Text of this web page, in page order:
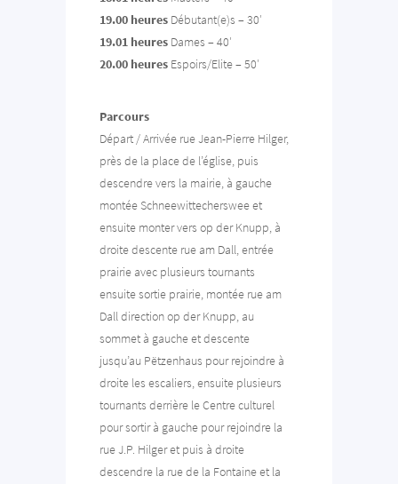
19.00 heures Débutant(e)s – 30′
19.01 heures Dames – 40′
20.00 heures Espoirs/Elite – 50′
Parcours
Départ / Arrivée rue Jean-Pierre Hilger,
près de la place de l’église, puis
descendre vers la mairie, à gauche
montée Schneewittecherswee et
ensuite monter vers op der Knupp, à
droite descente rue am Dall, entrée
prairie avec plusieurs tournants
ensuite sortie prairie, montée rue am
Dall direction op der Knupp, au
sommet à gauche et descente
jusqu’au Pëtzenhaus pour rejoindre à
droite les escaliers, ensuite plusieurs
tournants derrière le Centre culturel
pour sortir à gauche pour rejoindre la
rue J.P. Hilger et puis à droite
descendre la rue de la Fontaine et la